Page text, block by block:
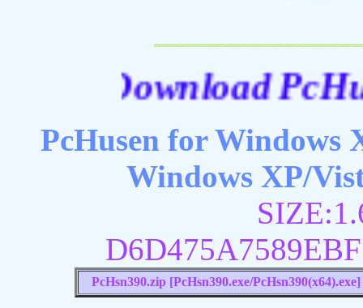
Download PcHusen
PcHusen for Windows
Windows XP/
PcHsn390.zip [PcHsn390.exe/